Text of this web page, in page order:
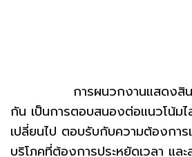
การผนวกงานแสดงสินค้า
กัน เป็นการตอบสนองต่อแนวโน้ม
เปลี่ยนไป ตอบรับกับความต้องกา
บริโภคที่ต้องการประหยัดเวลา แล